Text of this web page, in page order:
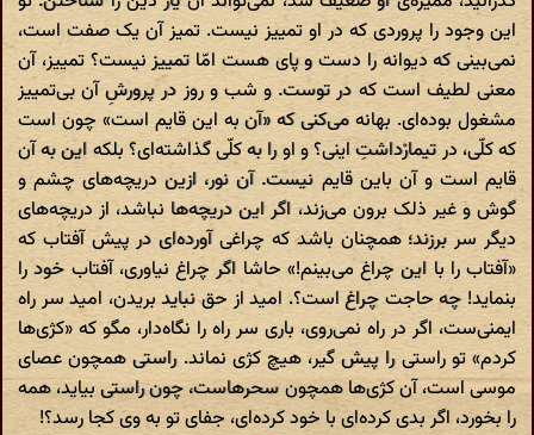
این وجود را پروردی که در او تمییز نیست. تمیز آن یک صفت است،
نمی‌بینی که دیوانه را دست و پای هست امّا تمییز نیست؟ تمییز، آن
معنی لطیف است که در توست. و شب و روز در پرورشِ آن بی‌تمییز
مشغول بوده‌ای. بهانه می‌کنی که «آن به این قایم است» چون است
که کلّی، در تیمارْداشتِ اینی؟ و او را به کلّی گذاشته‌ای؟ بلکه این به آن
قایم است و آن باین قایم نیست. آن نور، ازین دریچه‌های چشم و
گوش و غیر ذلک برون می‌زند، اگر این دریچه‌ها نباشد، از دریچه‌های
دیگر سر برزند؛ همچنان باشد که چراغی آورده‌ای در پیش آفتاب که
«آفتاب را با این چراغ می‌بینم!» حاشا اگر چراغ نیاوری، آفتاب خود را
بنماید! چه حاجت چراغ است؟. امید از حق نباید بریدن، امید سر راه
ایمنی‌ست، اگر در راه نمی‌روی، باری سر راه را نگاه‌دار، مگو که «کژی‌ها
کردم» تو راستی را پیش گیر، هیچ کژی نماند. راستی همچون عصای
موسی است، آن کژ‌ی‌ها همچون سحرهاست، چون راستی بیاید، همه
را بخورد، اگر بدی کرده‌ای با خود کرده‌ای، جفای تو به وی کجا رسد؟!